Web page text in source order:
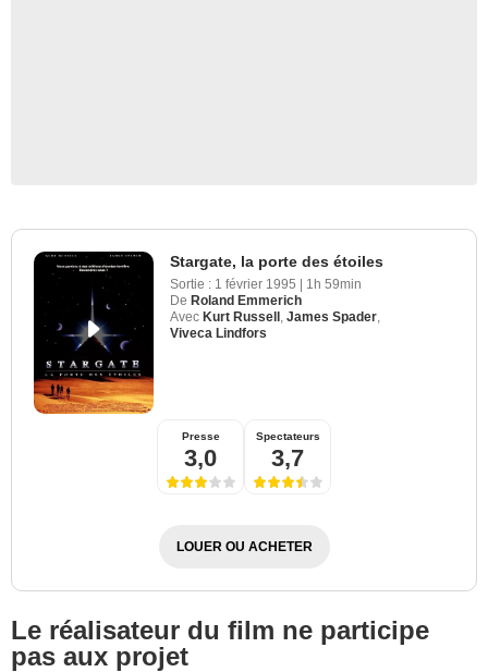
Stargate, la porte des étoiles
Sortie : 1 février 1995 | 1h 59min
De Roland Emmerich
Avec Kurt Russell James Spader
Viveca Lindfors
Presse
3,0
Spectateurs
3,7
LOUER OU ACHETER
Le réalisateur du film ne participe
pas aux projet